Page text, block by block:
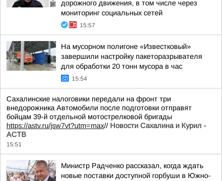
дорожного движения, в том числе через
мониторинг социальных сетей
15:57
На мусорном полигоне «Известковый»
завершили настройку пакеторазрывателя
для обработки 20 тонн мусора в час
15:54
Сахалинские налоговики передали на фронт три
внедорожника Автомобили после подготовки отправят
бойцам 39-й отдельной мотострелковой бригады
https://astv.ru/jsw7vt?utm=max// Новости Сахалина и Курил -
АСТВ
15:51
Министр Радченко рассказал, когда ждать
новые поставки доступной горбуши в Южно-